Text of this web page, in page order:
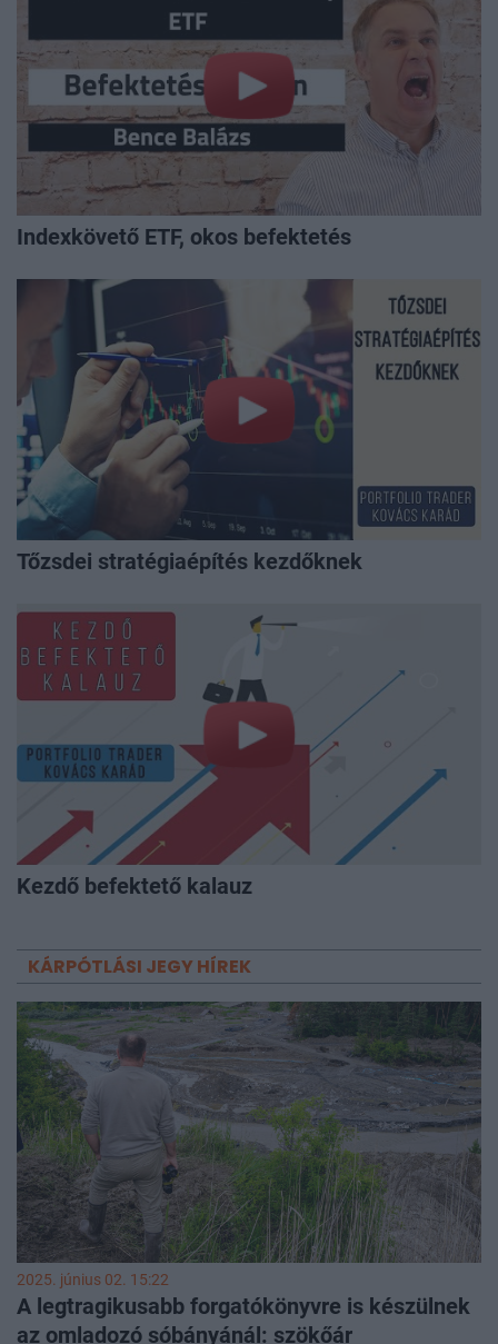
Indexkövető ETF, okos befektetés
Tőzsdei stratégiaépítés kezdőknek
Kezdő befektető kalauz
KÁRPÓTLÁSI JEGY HÍREK
2025. június 02. 15:22
A legtragikusabb forgatókönyvre is készülnek
az omladozó sóbányánál: szökőár